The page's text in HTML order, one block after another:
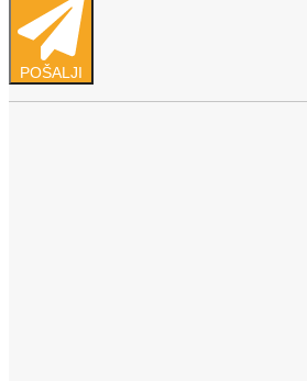
POŠALJI